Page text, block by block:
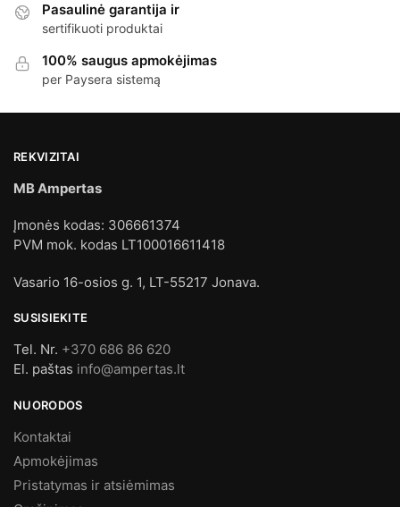
Pasaulinė garantija ir
sertifikuoti produktai
100% saugus apmokėjimas
per Paysera sistemą
REKVIZITAI
MB Ampertas
Įmonės kodas: 306661374
PVM mok. kodas LT100016611418
Vasario 16-osios g. 1, LT-55217 Jonava.
SUSISIEKITE
Tel. Nr. +370 686 86 620
El. paštas info@ampertas.lt
NUORODOS
Kontaktai
Apmokėjimas
Pristatymas ir atsiėmimas